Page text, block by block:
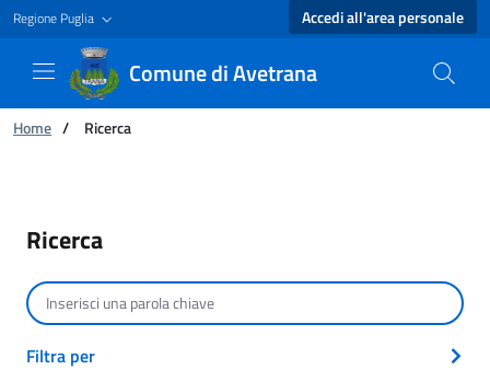
Regione Puglia Accedi all'area personale
Comune di Avetrana
Ti trovi in:
Home / Ricerca
Ricerca
Cerca per testo
Filtra per